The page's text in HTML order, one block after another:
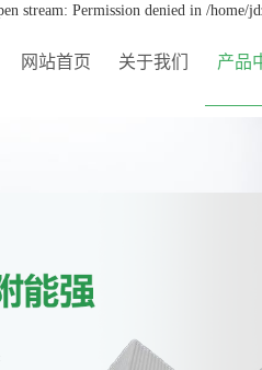
stream: Permission denied in /
网站首页 关于我们 产品